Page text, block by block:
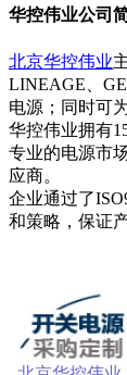
华控伟业公司
北京华控伟业
LINEAGE、
电源；同时可
华控伟业拥有
专业的电源市
应商。
企业通过了
和策略，保证